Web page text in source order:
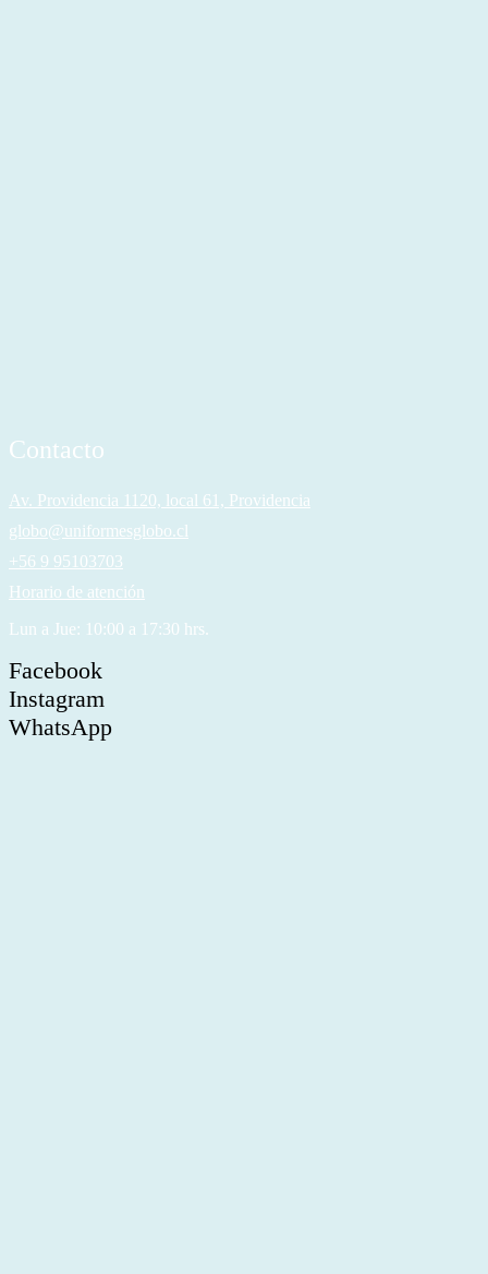
Contacto
Av. Providencia 1120, local 61, Providencia
globo@uniformesglobo.cl
+56 9 95103703
Horario de atención
Lun a Jue: 10:00 a 17:30 hrs.
Facebook
Instagram
WhatsApp